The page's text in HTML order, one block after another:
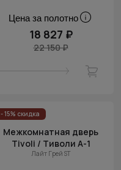
Цена за полотно
18 827 ₽
22 150 ₽
- 15% скидка
Межкомнатная дверь
Tivoli / Тиволи А-1
Лайт Грей ST